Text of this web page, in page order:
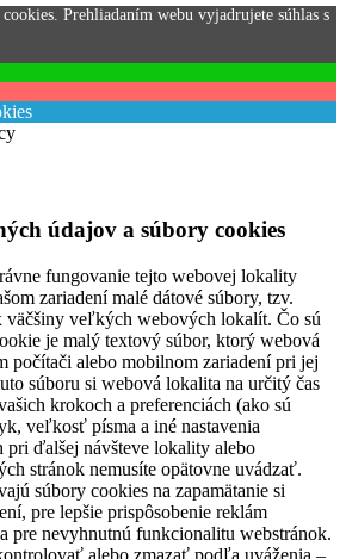
Prehliadaním webu vyjadrujete súhlas s
údajov a súbory cookies
fungovanie tejto webovej lokality
zariadení malé dátové súbory, tzv.
väčšiny veľkých webových lokalít. Čo sú
je malý textový súbor, ktorý webová
počítači alebo mobilnom zariadení pri jej
súboru si webová lokalita na určitý čas
krokoch a preferenciách (ako sú
veľkosť písma a iné nastavenia
pri ďalšej návšteve lokality alebo
stránok nemusíte opätovne uvádzať.
súbory cookies na zapamätanie si
pre lepšie prispôsobenie reklám
pre nevyhnutnú funkcionalitu webstránok.
alebo zmazať podľa uváženia –